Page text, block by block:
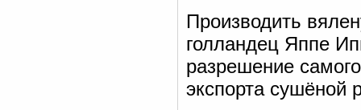
Производить
голландец Яппе
разрешение
экспорта сушёной